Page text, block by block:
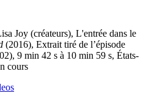
Joy (créateurs), L'entrée dans le
(2016), Extrait tiré de l’épisode
9 min 42 s à 10 min 59 s, États-
cours